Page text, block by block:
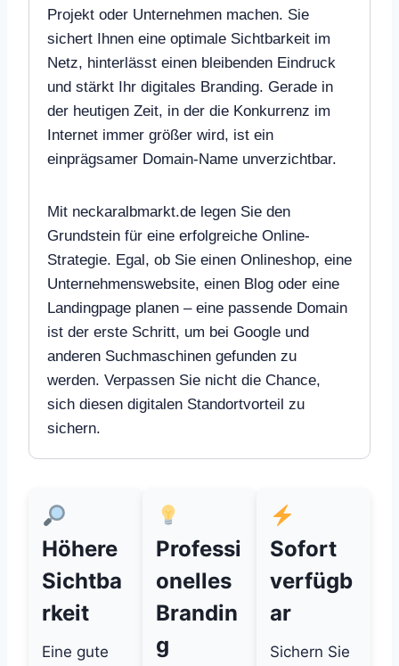
Projekt oder Unternehmen machen. Sie
sichert Ihnen eine optimale Sichtbarkeit im
Netz, hinterlässt einen bleibenden Eindruck
und stärkt Ihr digitales Branding. Gerade in
der heutigen Zeit, in der die Konkurrenz im
Internet immer größer wird, ist ein
einprägsamer Domain-Name unverzichtbar.
Mit neckaralbmarkt.de legen Sie den
Grundstein für eine erfolgreiche Online-
Strategie. Egal, ob Sie einen Onlineshop, eine
Unternehmenswebsite, einen Blog oder eine
Landingpage planen – eine passende Domain
ist der erste Schritt, um bei Google und
anderen Suchmaschinen gefunden zu
werden. Verpassen Sie nicht die Chance,
sich diesen digitalen Standortvorteil zu
sichern.
Höhere
Sichtba
rkeit
Eine gute
Professi
onelles
Brandin
g
Sofort
verfügb
ar
Sichern Sie